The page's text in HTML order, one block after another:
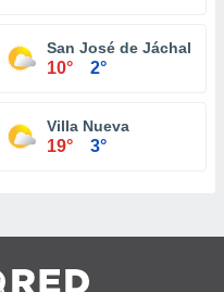
San José de Jáchal
10° 2°
Villa Nueva
19° 3°